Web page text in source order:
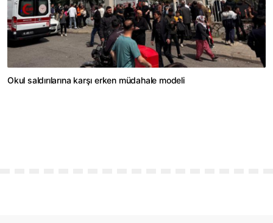
Okul saldırılarına karşı erken müdahale modeli